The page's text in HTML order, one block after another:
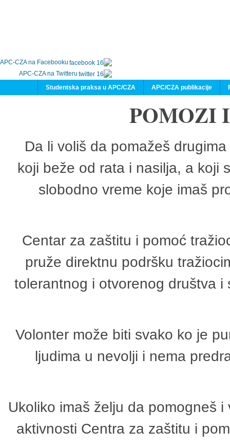
APC-CZA na Facebooku
APC-CZA na Twitteru
APC/CZA publikacije
Studentska praksa u APC/CZA
POMOZI
Da li voliš da pomažeš
koji beže od rata i nasilja, a koji
slobodno vreme koje imaš
Centar za zaštitu i pomoć
pruže direktnu podršku
tolerantnog i otvorenog društva
Volonter može biti svako ko je
ljudima u nevolji i nema
Ukoliko imaš želju da pomogneš
aktivnosti Centra za zaštitu i